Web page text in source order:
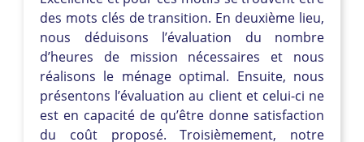
des mots clés de transition. En deuxième lieu,
nous déduisons l’évaluation du nombre
d’heures de mission nécessaires et nous
réalisons le ménage optimal. Ensuite, nous
présentons l’évaluation au client et celui-ci ne
est en capacité de qu’être donne satisfaction
du coût proposé. Troisièmement, notre